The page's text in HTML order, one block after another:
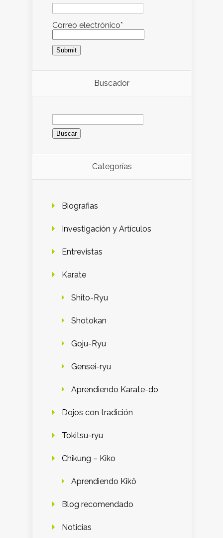
Correo electrónico*
Buscador
Buscar:
Categorías
Biografias
Investigación y Artículos
Entrevistas
Karate
Shito-Ryu
Shotokan
Goju-Ryu
Gensei-ryu
Aprendiendo Karate-do
Dojos con tradición
Tokitsu-ryu
Chikung – Kiko
Aprendiendo Kikô
Blog recomendado
Noticias